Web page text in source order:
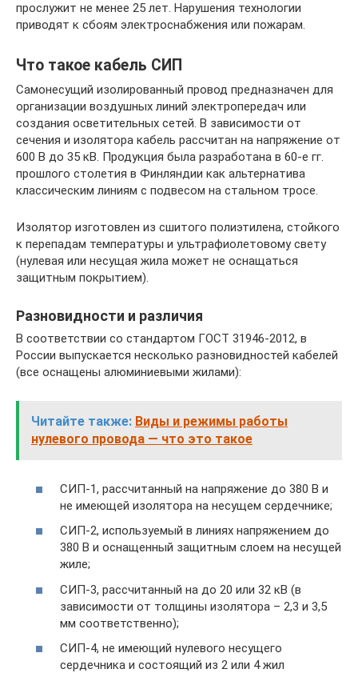
прослужит не менее 25 лет. Нарушения технологии
приводят к сбоям электроснабжения или пожарам.
Что такое кабель СИП
Самонесущий изолированный провод предназначен для
организации воздушных линий электропередач или
создания осветительных сетей. В зависимости от
сечения и изолятора кабель рассчитан на напряжение от
600 В до 35 кВ. Продукция была разработана в 60-е гг.
прошлого столетия в Финляндии как альтернатива
классическим линиям с подвесом на стальном тросе.
Изолятор изготовлен из сшитого полиэтилена, стойкого
к перепадам температуры и ультрафиолетовому свету
(нулевая или несущая жила может не оснащаться
защитным покрытием).
Разновидности и различия
В соответствии со стандартом ГОСТ 31946-2012, в
России выпускается несколько разновидностей кабелей
(все оснащены алюминиевыми жилами):
Читайте также: Виды и режимы работы
нулевого провода — что это такое
СИП-1, рассчитанный на напряжение до 380 В и
не имеющей изолятора на несущем сердечнике;
СИП-2, используемый в линиях напряжением до
380 В и оснащенный защитным слоем на несущей
жиле;
СИП-3, рассчитанный на до 20 или 32 кВ (в
зависимости от толщины изолятора – 2,3 и 3,5
мм соответственно);
СИП-4, не имеющий нулевого несущего
сердечника и состоящий из 2 или 4 жил